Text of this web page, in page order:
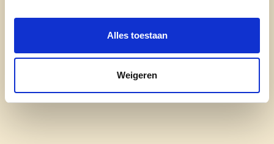
Alles toestaan
Weigeren
persoonlijke contact verliezen – dat is mijn